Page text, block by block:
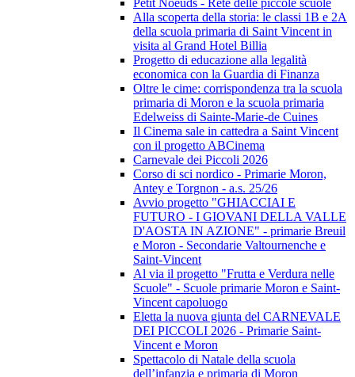
Petit Noeuds - Rete delle piccole scuole
Alla scoperta della storia: le classi 1B e 2A
della scuola primaria di Saint Vincent in
visita al Grand Hotel Billia
Progetto di educazione alla legalità
economica con la Guardia di Finanza
Oltre le cime: corrispondenza tra la scuola
primaria di Moron e la scuola primaria
Edelweiss di Sainte-Marie-de Cuines
Il Cinema sale in cattedra a Saint Vincent
con il progetto ABCinema
Carnevale dei Piccoli 2026
Corso di sci nordico - Primarie Moron,
Antey e Torgnon - a.s. 25/26
Avvio progetto "GHIACCIAI E
FUTURO - I GIOVANI DELLA VALLE
D'AOSTA IN AZIONE" - primarie Breuil
e Moron - Secondarie Valtournenche e
Saint-Vincent
Al via il progetto "Frutta e Verdura nelle
Scuole" - Scuole primarie Moron e Saint-
Vincent capoluogo
Eletta la nuova giunta del CARNEVALE
DEI PICCOLI 2026 - Primarie Saint-
Vincent e Moron
Spettacolo di Natale della scuola
dell’infanzia e primaria di Moron